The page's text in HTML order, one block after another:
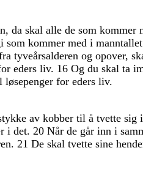
, da skal alle de som kommer
som kommer med i manntallet
tyveårsalderen og opover,
eders liv. 16 Og du skal ta
løsepenger for eders liv.
av kobber til å tvette sig i
i det. 20 Når de går inn i
. 21 De skal tvette sine